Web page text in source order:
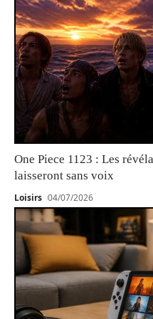
One Piece 1123 : Les
laisseront sans voix
Loisirs 04/07/2026